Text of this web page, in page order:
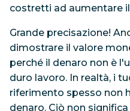
costretti ad aumentare
Grande precisazione!
dimostrare il valore
perché il denaro non è
duro lavoro. In realtà, i
riferimento spesso non
denaro. Ciò non